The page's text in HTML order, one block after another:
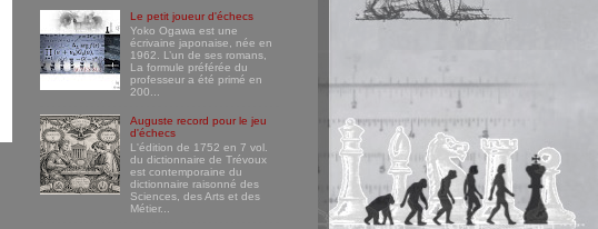
Le petit joueur d'échecs
Yoko Ogawa est une
écrivaine japonaise, née en
1962. L’un de ses romans,
La formule préférée du
professeur a été primé en
200...
Auguste record pour le jeu
d'échecs
L'édition de 1752 en 7 vol.
du dictionnaire de Trévoux
est contemporaine du
dictionnaire raisonné des
Sciences, des Arts et des
Métier...